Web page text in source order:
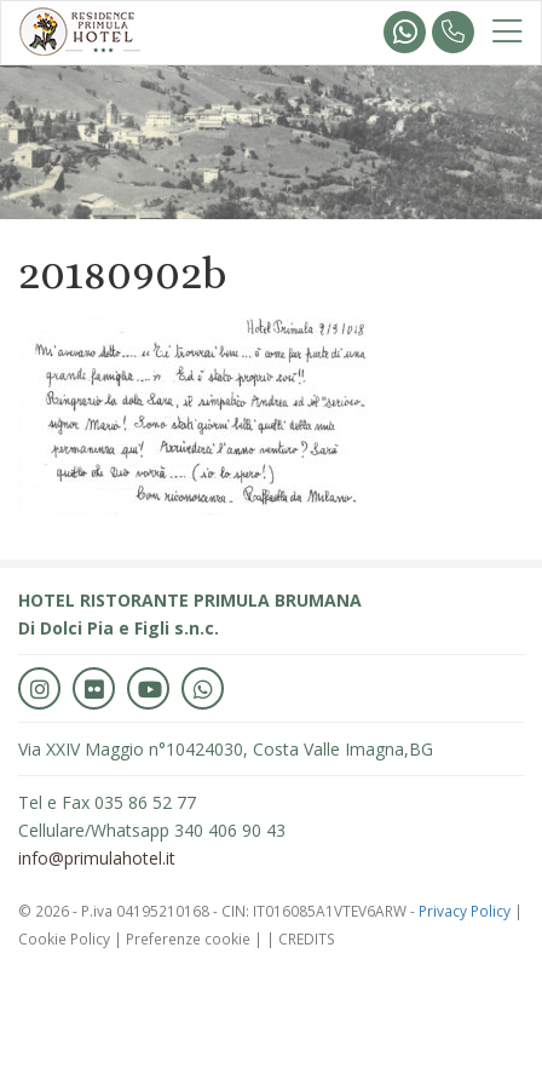
20180902b
HOTEL RISTORANTE PRIMULA BRUMANA
Di Dolci Pia e Figli s.n.c.
Via XXIV Maggio n°10424030, Costa Valle Imagna,BG
Tel e Fax 035 86 52 77
Cellulare/Whatsapp 340 406 90 43
info@primulahotel.it
© 2026 - P.iva 04195210168 - CIN: IT016085A1VTEV6ARW - Privacy Policy |
Cookie Policy | Preferenze cookie | | CREDITS